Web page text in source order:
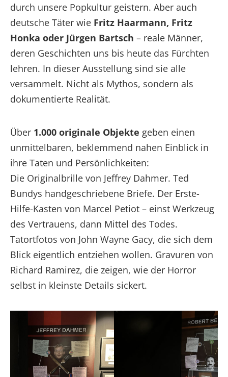
durch unsere Popkultur geistern. Aber auch
deutsche Täter wie Fritz Haarmann, Fritz
Honka oder Jürgen Bartsch – reale Männer,
deren Geschichten uns bis heute das Fürchten
lehren. In dieser Ausstellung sind sie alle
versammelt. Nicht als Mythos, sondern als
dokumentierte Realität.
Über 1.000 originale Objekte geben einen
unmittelbaren, beklemmend nahen Einblick in
ihre Taten und Persönlichkeiten:
Die Originalbrille von Jeffrey Dahmer. Ted
Bundys handgeschriebene Briefe. Der Erste-
Hilfe-Kasten von Marcel Petiot – einst Werkzeug
des Vertrauens, dann Mittel des Todes.
Tatortfotos von John Wayne Gacy, die sich dem
Blick eigentlich entziehen wollen. Gravuren von
Richard Ramirez, die zeigen, wie der Horror
selbst in kleinste Details sickert.